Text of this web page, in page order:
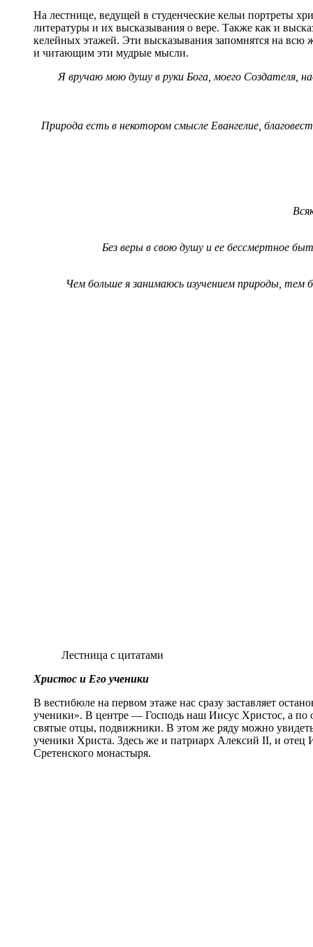
На лестнице, ведущей в студенческие кельи портреты
литературы и их высказывания о вере. Также как и
келейных этажей. Эти высказывания запомнятся на
и читающим эти мудрые мысли.
Я вручаю мою душу в руки Бога, моего Создателя,
Природа есть в некотором смысле Евангелие,
Без веры в свою душу и ее бессмертное
Чем больше я занимаюсь изучением природы, тем
Лестница с цитатами
Христос и Его ученики
В вестибюле на первом этаже нас сразу заставляет
ученики». В центре — Господь наш Иисус Христос, а
святые отцы, подвижники. В этом же ряду можно
ученики Христа. Здесь же и патриарх Алексий II, и
Сретенского монастыря.